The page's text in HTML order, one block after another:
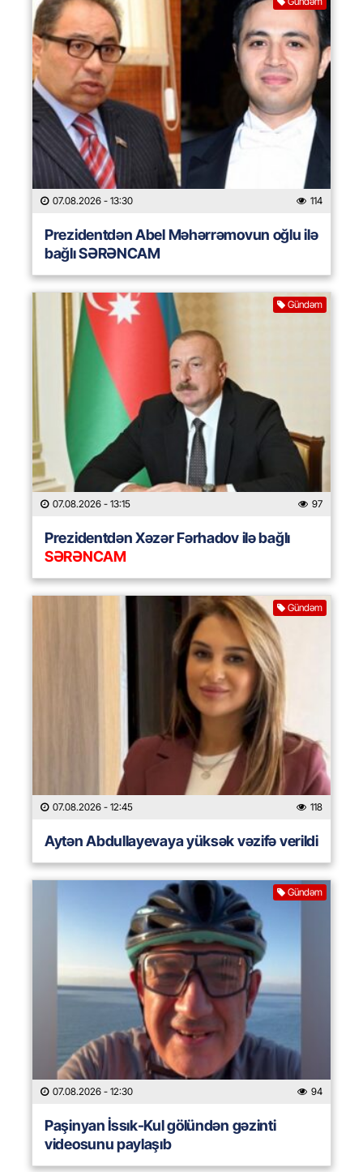
07.08.2026 - 13:30 114
Prezidentdən Abel Məhərrəmovun oğlu ilə
bağlı SƏRƏNCAM
Gündəm
07.08.2026 - 13:15 97
Prezidentdən Xəzər Fərhadov ilə bağlı
SƏRƏNCAM
Gündəm
07.08.2026 - 12:45 118
Aytən Abdullayevaya yüksək vəzifə verildi
Gündəm
07.08.2026 - 12:30 94
Paşinyan İssık-Kul gölündən gəzinti
videosunu paylaşıb